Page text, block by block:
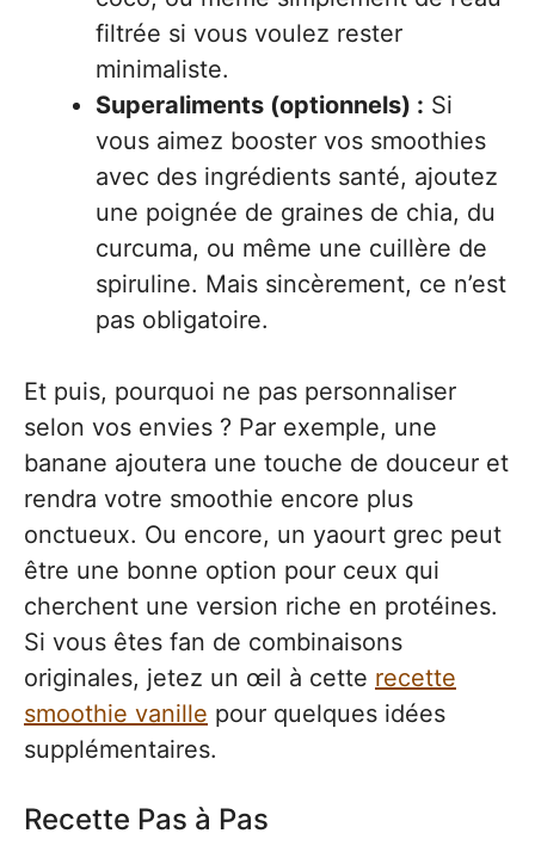
filtrée si vous voulez rester
minimaliste.
Superaliments (optionnels) : Si
vous aimez booster vos smoothies
avec des ingrédients santé, ajoutez
une poignée de graines de chia, du
curcuma, ou même une cuillère de
spiruline. Mais sincèrement, ce n’est
pas obligatoire.
Et puis, pourquoi ne pas personnaliser
selon vos envies ? Par exemple, une
banane ajoutera une touche de douceur et
rendra votre smoothie encore plus
onctueux. Ou encore, un yaourt grec peut
être une bonne option pour ceux qui
cherchent une version riche en protéines.
Si vous êtes fan de combinaisons
originales, jetez un œil à cette recette
smoothie vanille pour quelques idées
supplémentaires.
Recette Pas à Pas